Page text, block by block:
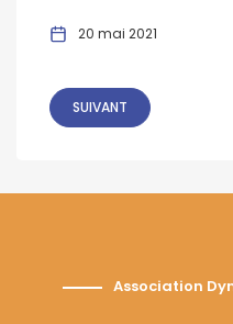
20 mai 2021
SUIVANT
Association